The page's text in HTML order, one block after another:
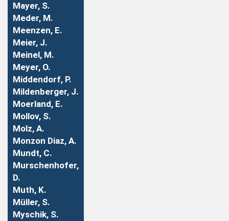
Mayer, S.
Meder, M.
Meenzen, E.
Meier, J.
Meinel, M.
Meyer, O.
Middendorf, P.
Mildenberger, J.
Moerland, E.
Mollov, S.
Molz, A.
Monzon Diaz, A.
Mundt, C.
Murschenhofer,
D.
Muth, K.
Müller, S.
Myschik, S.